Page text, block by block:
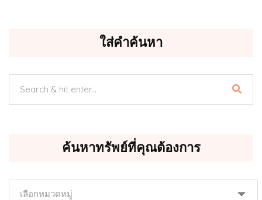
ใส่คำค้นหา
ค้นหาทรัพย์ที่คุณต้องการ
ค้นหา